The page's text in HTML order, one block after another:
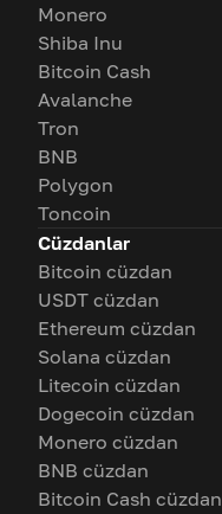
Monero
Shiba Inu
Bitcoin Cash
Avalanche
Tron
BNB
Polygon
Toncoin
Cüzdanlar
Bitcoin cüzdan
USDT cüzdan
Ethereum cüzdan
Solana cüzdan
Litecoin cüzdan
Dogecoin cüzdan
Monero cüzdan
BNB cüzdan
Bitcoin Cash cüzdan